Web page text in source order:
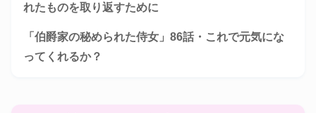
れたものを取り返すために
「伯爵家の秘められた侍女」86話・これで元気にな
ってくれるか？